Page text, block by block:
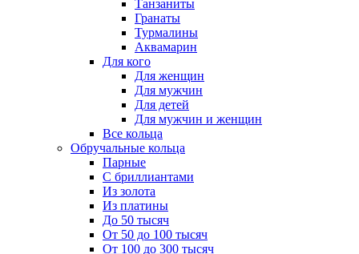
Танзаниты
Гранаты
Турмалины
Аквамарин
Для кого
Для женщин
Для мужчин
Для детей
Для мужчин и женщин
Все кольца
Обручальные кольца
Парные
С бриллиантами
Из золота
Из платины
До 50 тысяч
От 50 до 100 тысяч
От 100 до 300 тысяч